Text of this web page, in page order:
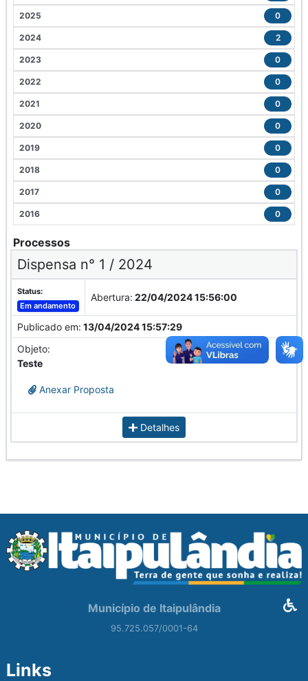
2025 0
2024 2
2023 0
2022 0
2021 0
2020 0
2019 0
2018 0
2017 0
2016 0
Processos
Dispensa n° 1 / 2024
Status:
Em andamento
Abertura: 22/04/2024 15:56:00
Publicado em: 13/04/2024 15:57:29
Objeto:
Teste
Anexar Proposta
Detalhes
Município de Itaipulândia
95.725.057/0001-64
Links